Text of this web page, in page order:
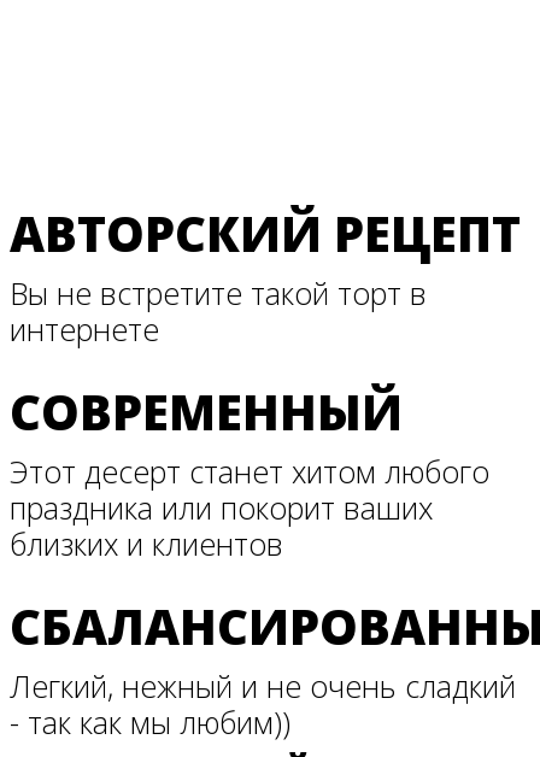
АВТОРСКИЙ РЕЦЕПТ
Вы не встретите такой торт в
интернете
СОВРЕМЕННЫЙ
Этот десерт станет хитом любого
праздника или покорит ваших
близких и клиентов
Легкий, нежный и не очень сладкий
- так как мы любим))